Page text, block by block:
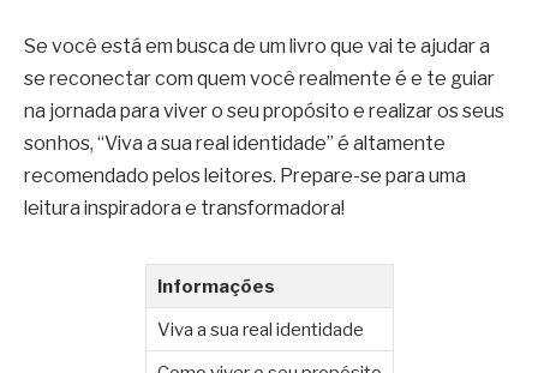
Se você está em busca de um livro que vai te ajudar a
se reconectar com quem você realmente é e te guiar
na jornada para viver o seu propósito e realizar os seus
sonhos, “Viva a sua real identidade” é altamente
recomendado pelos leitores. Prepare-se para uma
leitura inspiradora e transformadora!
Informações
Viva a sua real identidade